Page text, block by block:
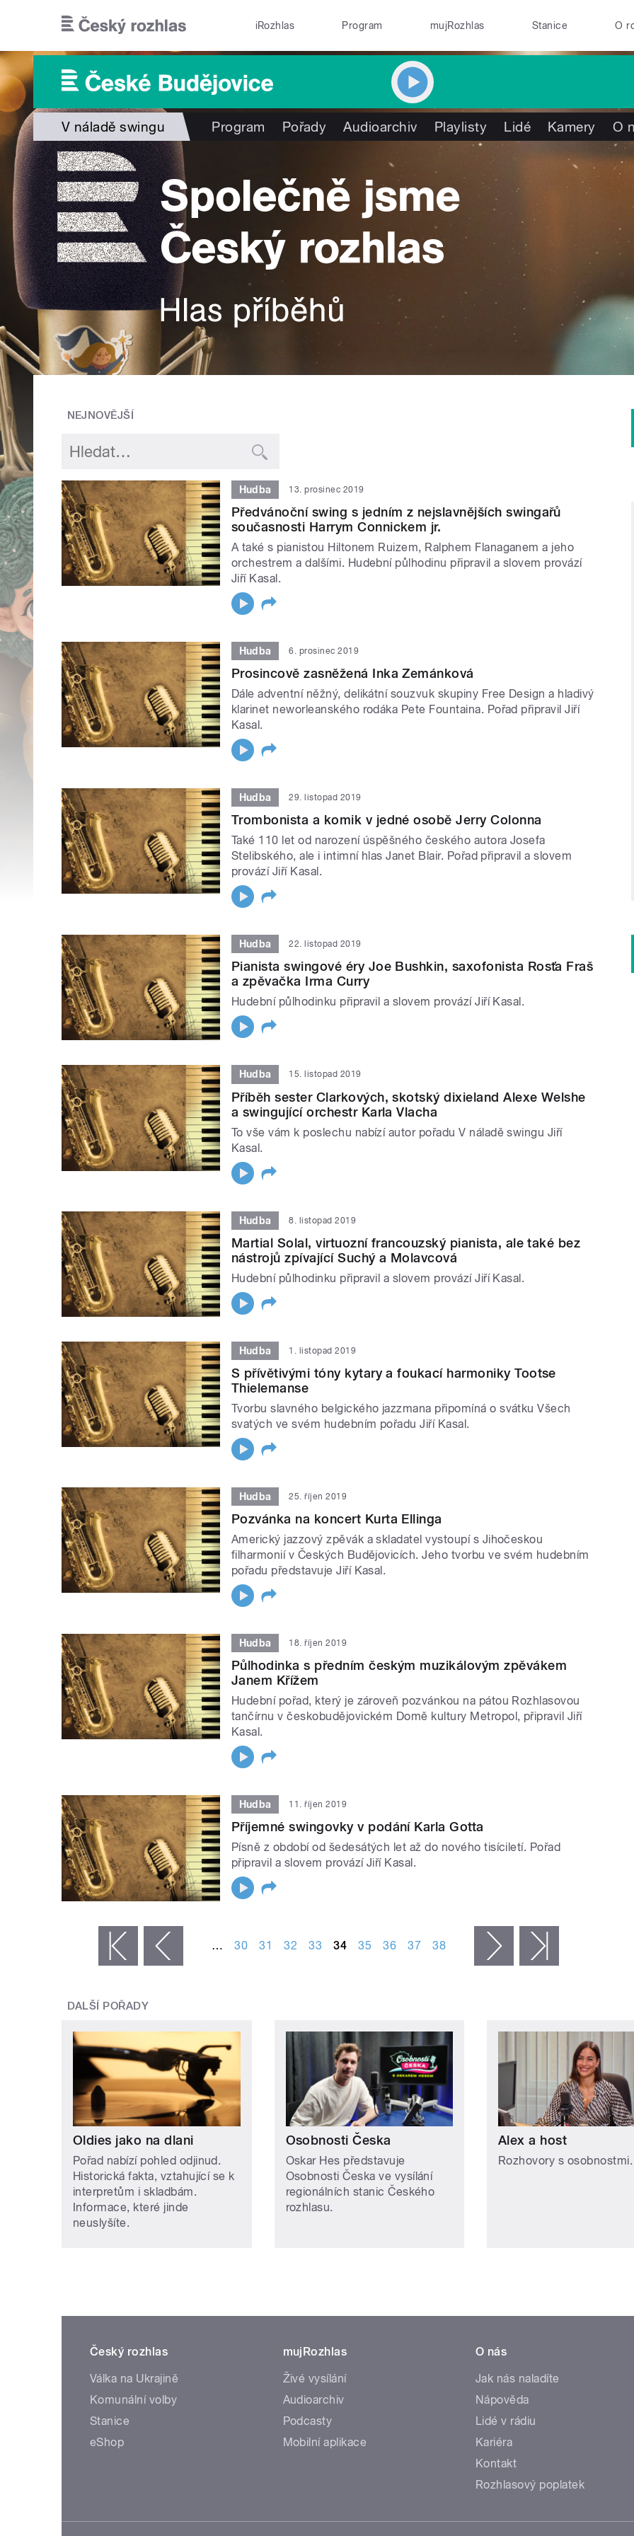
iRozhlas Program mujRozhlas Stanice O
V náladě swingu Program Pořady Audioarchiv Playlisty Lidé Kamery O
NEJNOVĚJŠÍ
Hudba 13. prosinec 2019
Předvánoční swing s jedním z nejslavnějších swingařů
současnosti Harrym Connickem jr.
A také s pianistou Hiltonem Ruizem, Ralphem Flanaganem a jeho
orchestrem a dalšími. Hudební půlhodinu připravil a slovem provází
Jiří Kasal.
Hudba 6. prosinec 2019
Prosincově zasněžená Inka Zemánková
Dále adventní něžný, delikátní souzvuk skupiny Free Design a hladivý
klarinet neworleanského rodáka Pete Fountaina. Pořad připravil Jiří
Kasal.
Hudba 29. listopad 2019
Trombonista a komik v jedné osobě Jerry Colonna
Také 110 let od narození úspěšného českého autora Josefa
Stelibského, ale i intimní hlas Janet Blair. Pořad připravil a slovem
provází Jiří Kasal.
Hudba 22. listopad 2019
Pianista swingové éry Joe Bushkin, saxofonista Rosťa Fraš
a zpěvačka Irma Curry
Hudební půlhodinku připravil a slovem provází Jiří Kasal.
Hudba 15. listopad 2019
Příběh sester Clarkových, skotský dixieland Alexe Welshe
a swingující orchestr Karla Vlacha
To vše vám k poslechu nabízí autor pořadu V náladě swingu Jiří
Kasal.
Hudba 8. listopad 2019
Martial Solal, virtuozní francouzský pianista, ale také bez
nástrojů zpívající Suchý a Molavcová
Hudební půlhodinku připravil a slovem provází Jiří Kasal.
Hudba 1. listopad 2019
S přívětivými tóny kytary a foukací harmoniky Tootse
Thielemanse
Tvorbu slavného belgického jazzmana připomíná o svátku Všech
svatých ve svém hudebním pořadu Jiří Kasal.
Hudba 25. říjen 2019
Pozvánka na koncert Kurta Ellinga
Americký jazzový zpěvák a skladatel vystoupí s Jihočeskou
filharmonií v Českých Budějovicích. Jeho tvorbu ve svém hudebním
pořadu představuje Jiří Kasal.
Hudba 18. říjen 2019
Půlhodinka s předním českým muzikálovým zpěvákem
Janem Křížem
Hudební pořad, který je zároveň pozvánkou na pátou Rozhlasovou
tančírnu v českobudějovickém Domě kultury Metropol, připravil Jiří
Kasal.
Hudba 11. říjen 2019
Příjemné swingovky v podání Karla Gotta
Písně z období od šedesátých let až do nového tisíciletí. Pořad
připravil a slovem provází Jiří Kasal.
‹ předchozí … 30 31 32 33 34 35 36 37 38 následující ›
DALŠÍ POŘADY
Oldies jako na dlani
Pořad nabízí pohled odjinud.
Historická fakta, vztahující se k
interpretům i skladbám.
Informace, které jinde
neuslyšíte.
Osobnosti Česka
Oskar Hes představuje
Osobnosti Česka ve vysílání
regionálních stanic Českého
rozhlasu.
Alex a host
Rozhovory s osobnostmi.
Český rozhlas
Válka na Ukrajině
Komunální volby
Stanice
eShop
mujRozhlas
Živé vysílání
Audioarchiv
Podcasty
Mobilní aplikace
O nás
Jak nás naladíte
Nápověda
Lidé v rádiu
Kariéra
Kontakt
Rozhlasový poplatek